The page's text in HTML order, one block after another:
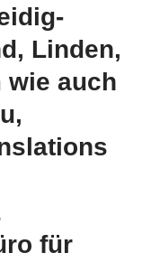
Linden,
wie auch
für